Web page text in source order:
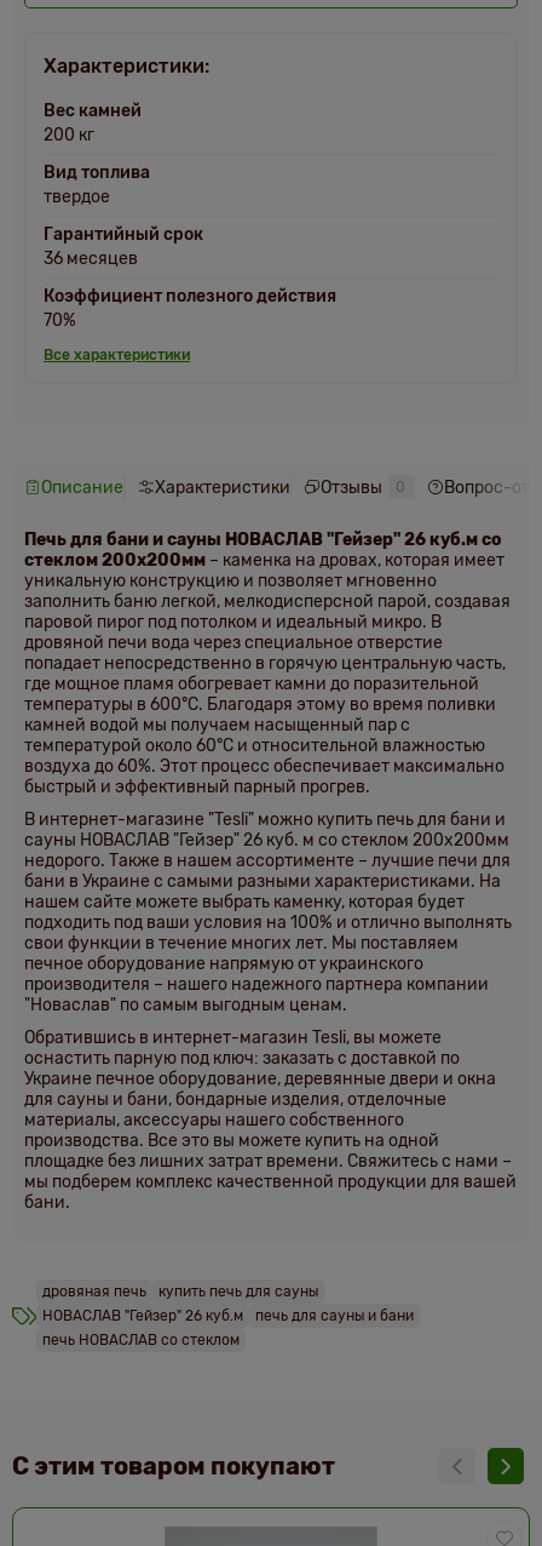
Характеристики:
Вес камней
200 кг
Вид топлива
твердое
Гарантийный срок
36 месяцев
Коэффициент полезного действия
70%
Все характеристики
Описание Характеристики Отзывы 0 Вопрос-
Печь для бани и сауны НОВАСЛАВ "Гейзер" 26 куб.мсо
стеклом 200х200мм – каменка на дровах, которая имеет
уникальную конструкцию и позволяет мгновенно
заполнить баню легкой, мелкодисперсной парой, создавая
паровой пирог под потолком и идеальный микро. В
дровяной печи вода через специальное отверстие
попадает непосредственно в горячую центральную часть,
где мощное пламя обогревает камни до поразительной
температуры в 600°C. Благодаря этому во время поливки
камней водой мы получаем насыщенный пар с
температурой около 60°C и относительной влажностью
воздуха до 60%. Этот процесс обеспечивает максимально
быстрый и эффективный парный прогрев.
В интернет-магазине "Tesli" можно купить печь для бани и
сауны НОВАСЛАВ "Гейзер" 26 куб. м со стеклом 200х200мм
недорого. Также в нашем ассортименте – лучшие печи для
бани в Украине с самыми разными характеристиками. На
нашем сайте можете выбрать каменку, которая будет
подходить под ваши условия на 100% и отлично выполнять
свои функции в течение многих лет. Мы поставляем
печное оборудование напрямую от украинского
производителя – нашего надежного партнера компании
"Новаслав" по самым выгодным ценам.
Обратившись в интернет-магазин Tesli, вы можете
оснастить парную под ключ: заказать с доставкой по
Украине печное оборудование, деревянные двери и окна
для сауны и бани, бондарные изделия, отделочные
материалы, аксессуары нашего собственного
производства. Все это вы можете купить на одной
площадке без лишних затрат времени. Свяжитесь с нами –
мы подберем комплекс качественной продукции для вашей
бани.
дровяная печь
купить печь для сауны
НОВАСЛАВ "Гейзер" 26 куб.м
печь для сауны и бани
печь НОВАСЛАВ со стеклом
С этим товаром покупают